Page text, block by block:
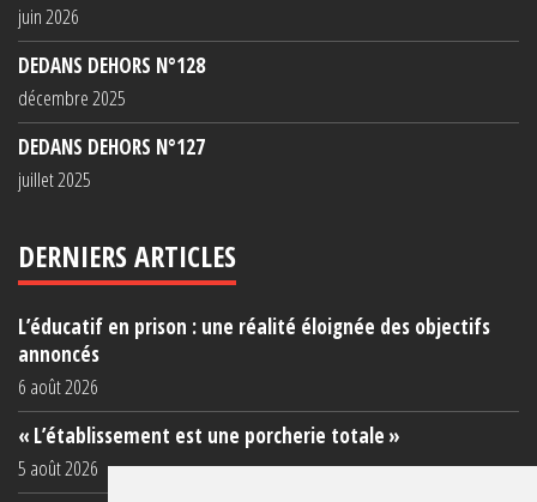
juin 2026
DEDANS DEHORS N°128
décembre 2025
DEDANS DEHORS N°127
juillet 2025
DERNIERS ARTICLES
L’éducatif en prison : une réalité éloignée des objectifs
annoncés
6 août 2026
« L’établissement est une porcherie totale »
5 août 2026